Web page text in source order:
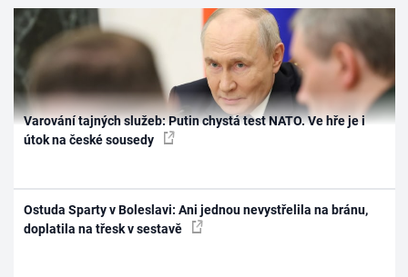
Varování tajných služeb: Putin chystá test NATO. Ve hře je i
útok na české sousedy
Ostuda Sparty v Boleslavi: Ani jednou nevystřelila na bránu,
doplatila na třesk v sestavě